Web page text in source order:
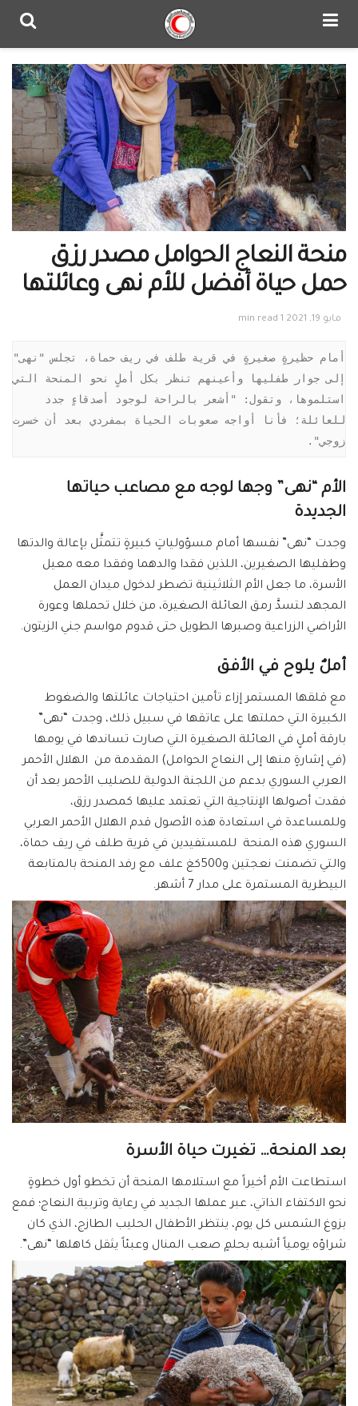
منحة النعاج الحوامل مصدر رزق
حمل حياة أفضل للأم نهى وعائلتها
مايو 19, 2021 1 min read
إلى جوار طفليها وأعينهم تنظر بكل أملٍ نحو المنحة التي
زوجي".
الأم “نهى” وجها لوجه مع مصاعب حياتها
الجديدة
وجدت “نهى” نفسها أمام مسؤولياتٍ كبيرةٍ تتمثَّل بإعالة والدتها
وطفليها الصغيرين، اللذين فقدا والدهما وفقدا معه معيل
الأسرة، ما جعل الأم الثلاثينية تضطر لدخول ميدان العمل
المجهد لتسدَّ رمق العائلة الصغيرة، من خلال تحملها وعورة
الأراضي الزراعية وصبرها الطويل حتى قدوم مواسم جني الزيتون.
أملٌ يلوح في الأفق
مع قلقها المستمر إزاء تأمين احتياجات عائلتها والضغوط
الكبيرة التي حملتها على عاتقها في سبيل ذلك، وجدت “نهى”
بارقة أملٍ في العائلة الصغيرة التي صارت تساندها في يومها
(في إشارةٍ منها إلى النعاج الحوامل) المقدمة من الهلال الأحمر
العربي السوري بدعم من اللجنة الدولية للصليب الأحمر بعد أن
فقدت أصولها الإنتاجية التي تعتمد عليها كمصدر رزق،
وللمساعدة في استعادة هذه الأصول قدم الهلال الأحمر العربي
السوري هذه المنحة للمستفيدين في قرية طلف في ريف حماة،
والتي تضمنت نعجتين و500كغ علف مع رفد المنحة بالمتابعة
البيطرية المستمرة على مدار 7 أشهر.
بعد المنحة… تغيرت حياة الأسرة
استطاعت الأم أخيراً مع استلامها المنحة أن تخطو أول خطوةٍ
نحو الاكتفاء الذاتي، عبر عملها الجديد في رعاية وتربية النعاج؛ فمع
بزوغ الشمس كل يوم، ينتظر الأطفال الحليب الطازج، الذي كان
شراؤه يومياً أشبه بحلمٍ صعب المنال وعبئاً يثقل كاهلها “نهى”.